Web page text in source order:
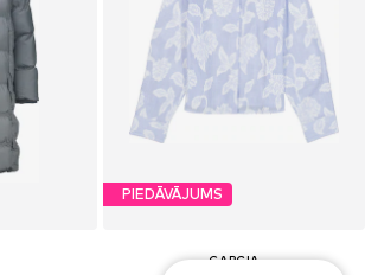
PIEDĀVĀJUMS
GARCIA